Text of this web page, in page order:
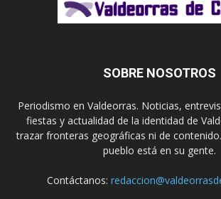
SOBRE NOSOTROS
Periodismo en Valdeorras. Noticias,
fiestas y actualidad de la identidad de
trazar fronteras geográficas ni de
pueblo está en su gente.
Contáctanos: